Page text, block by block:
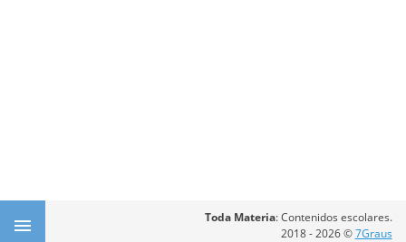
Toda Materia: Contenidos escolares.
2018 - 2026 ©7Graus